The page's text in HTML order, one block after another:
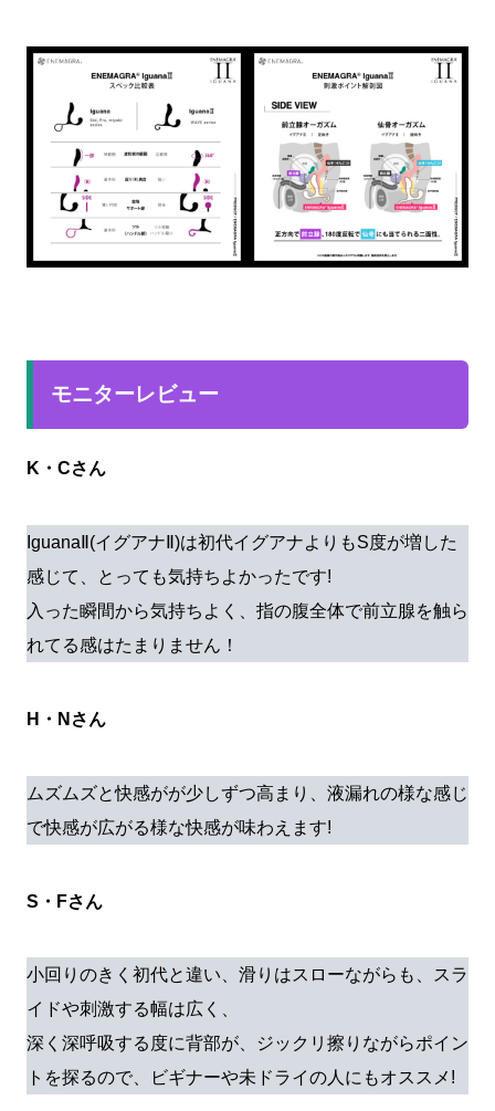
モニターレビュー
K・Cさん
IguanaⅡ(イグアナⅡ)は初代イグアナよりもS度が増した
感じて、とっても気持ちよかったです!
入った瞬間から気持ちよく、指の腹全体で前立腺を触ら
れてる感はたまりません！
H・Nさん
ムズムズと快感がが少しずつ高まり、液漏れの様な感じ
で快感が広がる様な快感が味わえます!
S・Fさん
小回りのきく初代と違い、滑りはスローながらも、スラ
イドや刺激する幅は広く、
深く深呼吸する度に背部が、ジックリ擦りながらポイン
トを探るので、ビギナーや未ドライの人にもオススメ!